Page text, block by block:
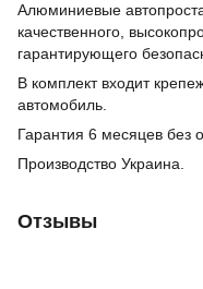
Алюминиевые
качественного,
гарантирующего
В комплект входит
автомобиль.
Гарантия 6 месяцев без
Производство Украина.
Отзывы